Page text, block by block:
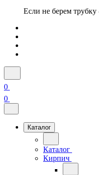
Если не берем трубку
0
0
Каталог
Каталог
Кирпич